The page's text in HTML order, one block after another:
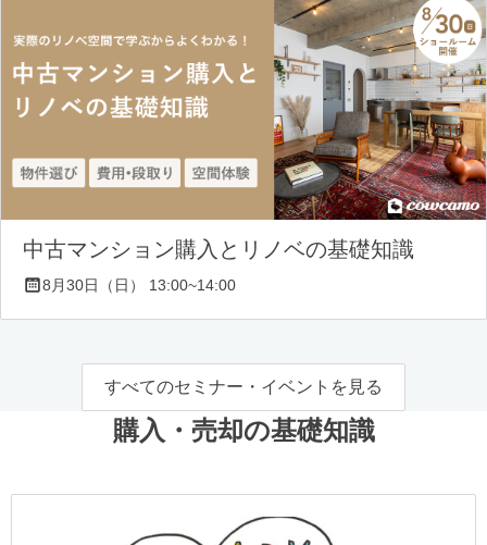
中古マンション購入とリノベの基礎知識
8月30日（日） 13:00~14:00
すべてのセミナー・イベントを見る
購入・売却の基礎知識